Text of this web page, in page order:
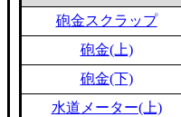
砲金スクラップ
砲金(上)
砲金(下)
水道メーター(上)